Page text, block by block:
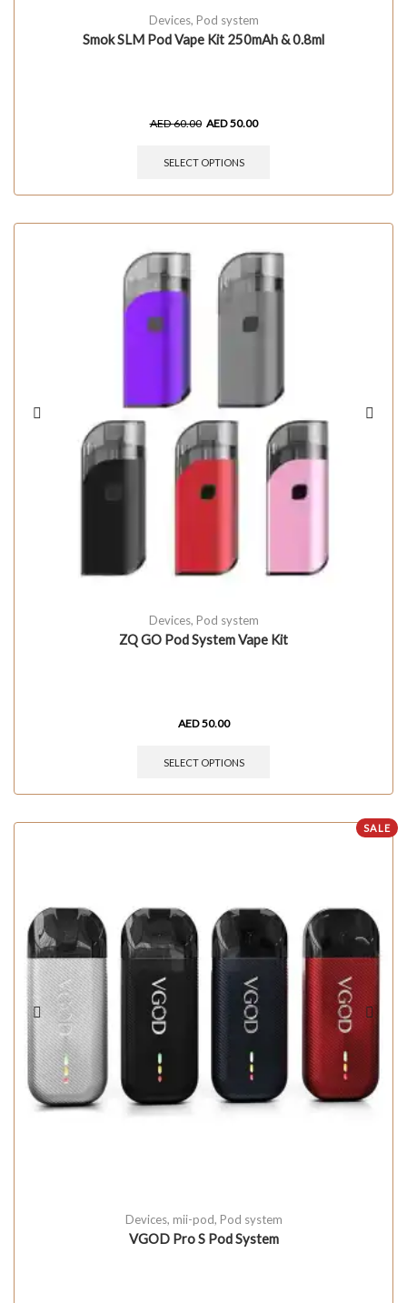
Devices, Pod system
Smok SLM Pod Vape Kit 250mAh & 0.8ml
AED60.00 AED50.00
SELECT OPTIONS
Devices, Pod system
ZQ GO Pod System Vape Kit
AED50.00
SELECT OPTIONS
SALE
Devices, mii-pod, Pod system
VGOD Pro S Pod System